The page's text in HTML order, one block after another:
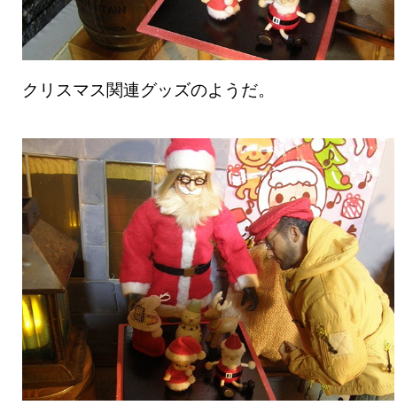
クリスマス関連グッズのようだ。